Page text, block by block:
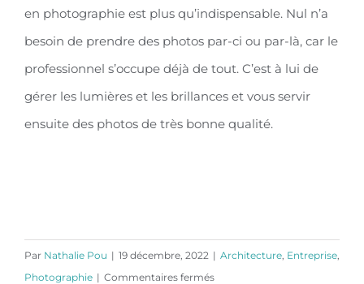
en photographie est plus qu’indispensable. Nul n’a
besoin de prendre des photos par-ci ou par-là, car le
professionnel s’occupe déjà de tout. C’est à lui de
gérer les lumières et les brillances et vous servir
ensuite des photos de très bonne qualité.
Par Nathalie Pou | 19 décembre, 2022 | Architecture Entreprise
Photographie | Commentaires ferméssur